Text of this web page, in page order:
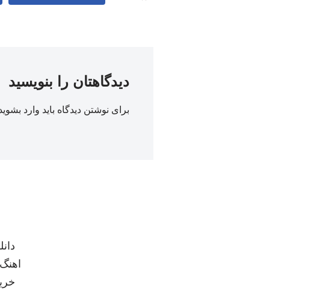
دیدگاهتان را بنویسید
برای نوشتن دیدگاه باید وارد